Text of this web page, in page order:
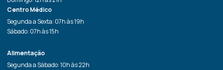
Centro Médico
Segunda a Sexta: 07h às 19h
Sábado: 07h às 15h
Alimentação
Segunda a Sábado: 10h às 22h